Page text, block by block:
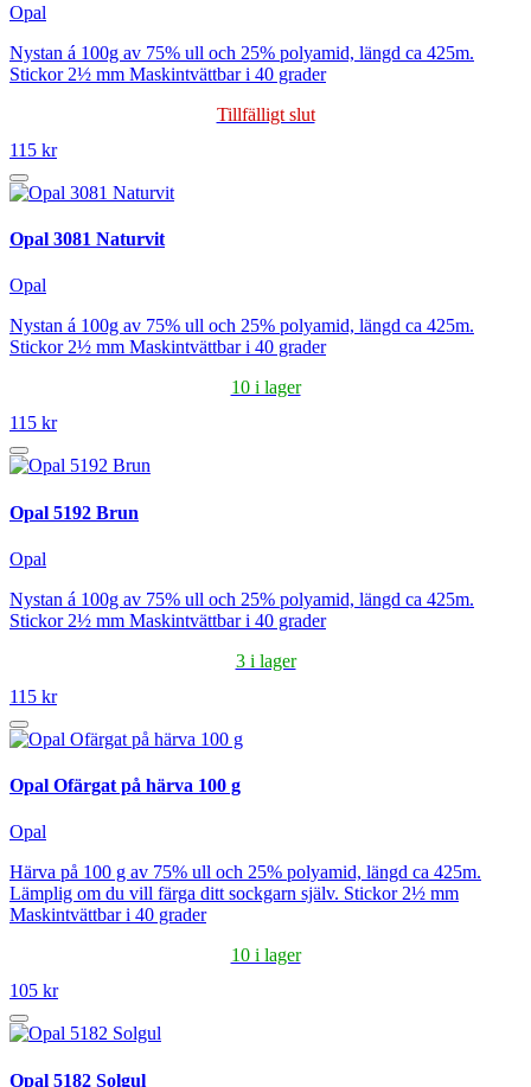
Opal
Nystan á 100g av 75% ull och 25% polyamid, längd ca 425m.
Stickor 2½ mm Maskintvättbar i 40 grader
Tillfälligt slut
115 kr
Opal 3081 Naturvit
Opal
Nystan á 100g av 75% ull och 25% polyamid, längd ca 425m.
Stickor 2½ mm Maskintvättbar i 40 grader
10 i lager
115 kr
Opal 5192 Brun
Opal
Nystan á 100g av 75% ull och 25% polyamid, längd ca 425m.
Stickor 2½ mm Maskintvättbar i 40 grader
3 i lager
115 kr
Opal Ofärgat på härva 100 g
Opal
Härva på 100 g av 75% ull och 25% polyamid, längd ca 425m.
Lämplig om du vill färga ditt sockgarn själv. Stickor 2½ mm
Maskintvättbar i 40 grader
10 i lager
105 kr
Opal 5182 Solgul